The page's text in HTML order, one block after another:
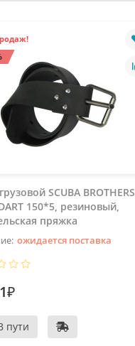
SCUBA BROTHERS
150*5, резиновый,
пряжка
ожидается поставка
пути